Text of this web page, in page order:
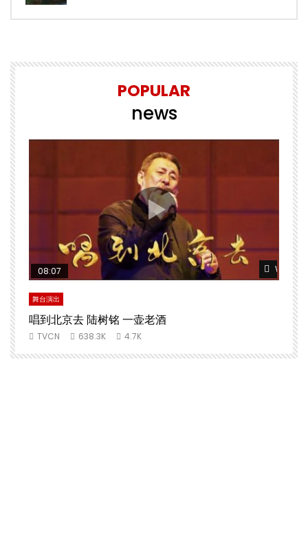
POPULAR
news
Watch Later Watch
08:07
舞台演出
唱到北京去 陆树铭 一壶老酒
TVCN 638.3K 4.7K